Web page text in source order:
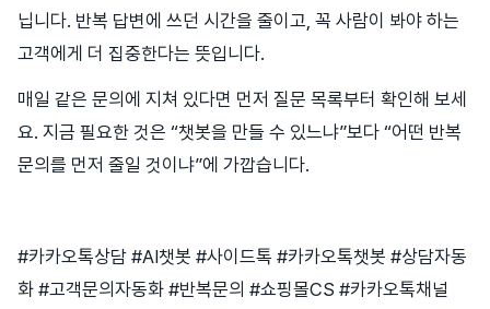
닙니다. 반복 답변에 쓰던 시간을 줄이고, 꼭 사람이 봐야 하는
고객에게 더 집중한다는 뜻입니다.
매일 같은 문의에 지쳐 있다면 먼저 질문 목록부터 확인해 보세
요. 지금 필요한 것은 “챗봇을 만들 수 있느냐”보다 “어떤 반복
문의를 먼저 줄일 것이냐”에 가깝습니다.
#카카오톡상담 #AI챗봇 #사이드톡 #카카오톡챗봇 #상담자동
화 #고객문의자동화 #반복문의 #쇼핑몰CS #카카오톡채널